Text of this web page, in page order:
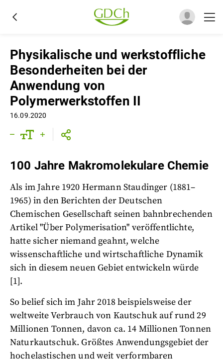
Physikalische und werkstoffliche
Besonderheiten bei der
Anwendung von
Polymerwerkstoffen II
16.09.2020
100 Jahre Makromolekulare Chemie
Als im Jahre 1920 Hermann Staudinger (1881–
1965) in den Berichten der Deutschen
Chemischen Gesellschaft seinen bahnbrechenden
Artikel "Über Polymerisation" veröffentlichte,
hatte sicher niemand geahnt, welche
wissenschaftliche und wirtschaftliche Dynamik
sich in diesem neuen Gebiet entwickeln würde
[1].
So belief sich im Jahr 2018 beispielsweise der
weltweite Verbrauch von Kautschuk auf rund 29
Millionen Tonnen, davon ca. 14 Millionen Tonnen
Naturkautschuk. Größtes Anwendungsgebiet der
hochelastischen und weit verformbaren